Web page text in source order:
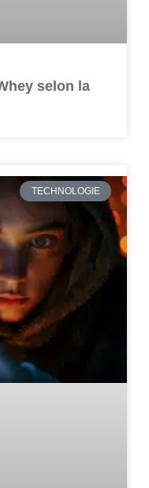
selon la
TECHNOLOGIE